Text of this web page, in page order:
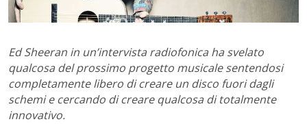
Ed Sheeran in un’intervista radiofonica ha svelato
qualcosa del prossimo progetto musicale sentendosi
completamente libero di creare un disco fuori dagli
schemi e cercando di creare qualcosa di totalmente
innovativo.